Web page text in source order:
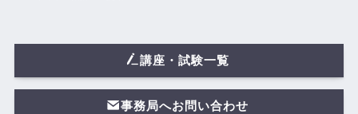
講座・試験一覧
事務局へお問い合わせ